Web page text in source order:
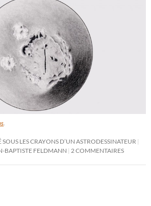
.
SOUS LES CRAYONS D’UN ASTRODESSINATEUR
BAPTISTE FELDMANN 2 COMMENTAIRES